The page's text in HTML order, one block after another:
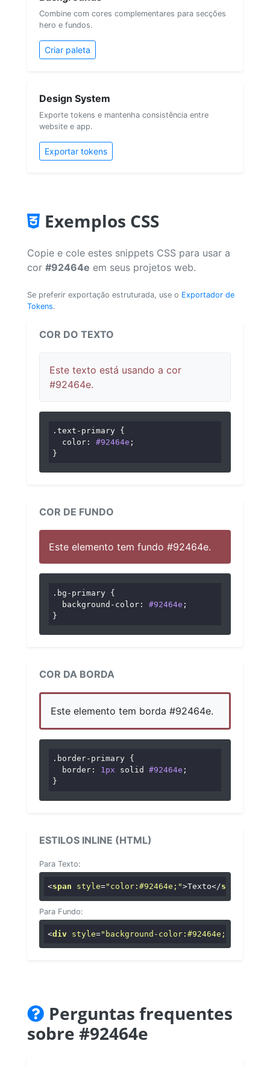
Combine com cores complementares para secções
hero e fundos.
Criar paleta
Design System
Exporte tokens e mantenha consistência entre
website e app.
Exportar tokens
Exemplos CSS
Copie e cole estes snippets CSS para usar a
cor #92464e em seus projetos web.
Se preferir exportação estruturada, use o Exportador de
Tokens.
COR DO TEXTO
Este texto está usando a cor
#92464e.
.text-primary {
color : #92464e ;
}
COR DE FUNDO
Este elemento tem fundo #92464e.
.bg-primary {
background-color : #92464e ;
}
COR DA BORDA
Este elemento tem borda #92464e.
.border-primary {
border : 1px solid #92464e ;
}
ESTILOS INLINE (HTML)
Para Texto:
<span style="color:#92464e;">Texto</span
Para Fundo:
<div style="background-color:#92464e;"
Perguntas frequentes
sobre #92464e